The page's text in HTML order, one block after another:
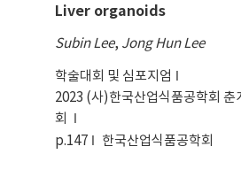
Liver organoids
Subin Lee, Jong Hun Lee
학술대회 및 심포지엄
2023 (사)한국산업식품공학회 춘
회
p.147
한국산업식품공학회